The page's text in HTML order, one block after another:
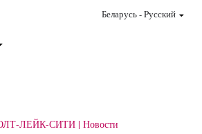
Беларусь-Pусский
ЛЕЙК-СИТИ Новости